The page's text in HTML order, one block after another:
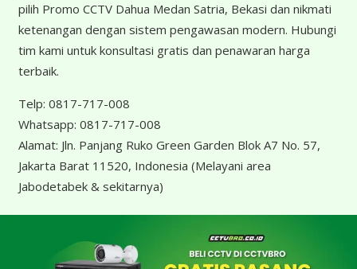
pilih Promo CCTV Dahua Medan Satria, Bekasi dan nikmati
ketenangan dengan sistem pengawasan modern. Hubungi
tim kami untuk konsultasi gratis dan penawaran harga
terbaik.
Telp: 0817-717-008
Whatsapp: 0817-717-008
Alamat: Jln. Panjang Ruko Green Garden Blok A7 No. 57,
Jakarta Barat 11520, Indonesia (Melayani area
Jabodetabek & sekitarnya)